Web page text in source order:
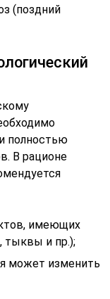
(поздний
полностью
В рационе
имеющих
тыквы и пр.);
может изменить